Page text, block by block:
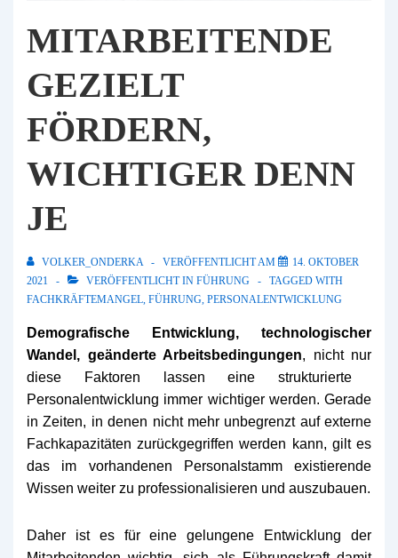
MITARBEITENDE
GEZIELT
FÖRDERN,
WICHTIGER DENN
JE
VOLKER_ONDERKA VERÖFFENTLICHT AM
14. OKTOBER
2021
VERÖFFENTLICHT IN FÜHRUNG
TAGGED WITH
FACHKRÄFTEMANGEL FÜHRUNG PERSONALENTWICKLUNG
Demografische Entwicklung, technologischer
Wandel, geänderte Arbeitsbedingungen, nicht nur
diese Faktoren lassen eine strukturierte
Personalentwicklung immer wichtiger werden. Gerade
in Zeiten, in denen nicht mehr unbegrenzt auf externe
Fachkapazitäten zurückgegriffen werden kann, gilt es
das im vorhandenen Personalstamm existierende
Wissen weiter zu professionalisieren und auszubauen.
Daher ist es für eine gelungene
Entwicklung der